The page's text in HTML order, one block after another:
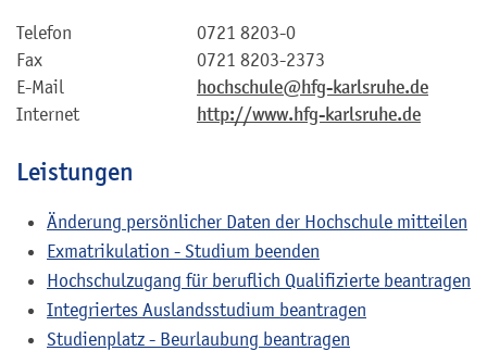
Telefon
0721 8203-0
Fax
0721 8203-2373
E-Mail
hochschule@hfg-karlsruhe.de
Internet http://www.hfg-karlsruhe.de
Leistungen
Änderung persönlicher Daten der Hochschule mitteilen
Exmatrikulation - Studium beenden
Hochschulzugang für beruflich Qualifizierte beantragen
Integriertes Auslandsstudium beantragen
Studienplatz - Beurlaubung beantragen